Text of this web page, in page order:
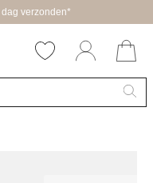
verzonden*